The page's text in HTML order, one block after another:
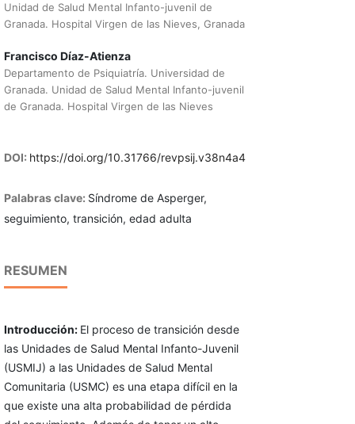
Unidad de Salud Mental Infanto-juvenil de
Granada. Hospital Virgen de las Nieves, Granada
Francisco Díaz-Atienza
Departamento de Psiquiatría. Universidad de
Granada. Unidad de Salud Mental Infanto-juvenil
de Granada. Hospital Virgen de las Nieves
DOI: https://doi.org/10.31766/revpsij.v38n4a4
Palabras clave: Síndrome de Asperger,
seguimiento, transición, edad adulta
RESUMEN
Introducción: El proceso de transición desde
las Unidades de Salud Mental Infanto-Juvenil
(USMIJ) a las Unidades de Salud Mental
Comunitaria (USMC) es una etapa difícil en la
que existe una alta probabilidad de pérdida